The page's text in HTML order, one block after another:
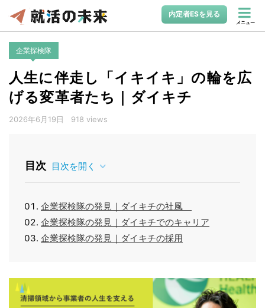
内定者ESを見る
メニュー
企業探検隊
人生に伴走し「イキイキ」の輪を広
げる変革者たち｜ダイキチ
2026年6月19日 918 views
目次 目次を開く
企業探検隊の発見｜ダイキチの社風
企業探検隊の発見｜ダイキチでのキャリア
企業探検隊の発見｜ダイキチの採用